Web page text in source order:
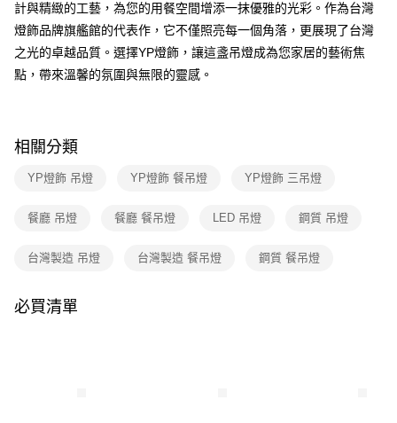
【關於「AFTEE先享後付」】
AFTEE先享後付是「在收到商品之後才付款」的支付方式。 讓您購物簡單
便利好安心！
１．簡單：不需註冊會員、不需綁卡、不需儲值。
２．便利：只要手機號碼，簡訊認證，即可結帳。
結帳頁面，進行簡訊認證並確認金額後，即可完成結帳。
３．收到繳費通知簡訊後14天內，點擊此簡訊中的連結，可透過四大超商／
※ 請注意：結帳手續完成當下不需立刻繳費，但若您需要取消訂單，請聯絡
※ 交易是否成功請以「AFTEE先享後付 」之結帳頁面顯示為準，若有關於
計與精緻的工藝，為您的用餐空間增添一抹優雅的光彩。作為台灣
燈飾品牌旗艦館的代表作，它不僅照亮每一個角落，更展現了台灣
之光的卓越品質。選擇YP燈飾，讓這盞吊燈成為您家居的藝術焦
點，帶來溫馨的氛圍與無限的靈感。
相關分類
YP燈飾 吊燈 YP燈飾 餐吊燈 YP燈飾 三吊燈
餐廳 吊燈 餐廳 餐吊燈 LED 吊燈 鋼質 吊燈
台灣製造 吊燈 台灣製造 餐吊燈 鋼質 餐吊燈
必買清單